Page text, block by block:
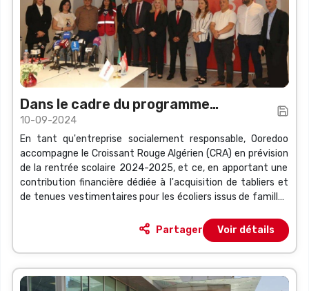
Dans le cadre du programme
d'activités humanitaires et
caritatives du Croissant-Rouge
algérien et Ooredoo
10-09-2024
En tant qu'entreprise socialement responsable, Ooredoo
accompagne le Croissant Rouge Algérien (CRA) en prévision
de la rentrée scolaire 2024-2025, et ce, en apportant une
contribution financière dédiée à l'acquisition de tabliers et
de tenues vestimentaires pour les écoliers issus de familles
Partager
Voir détails